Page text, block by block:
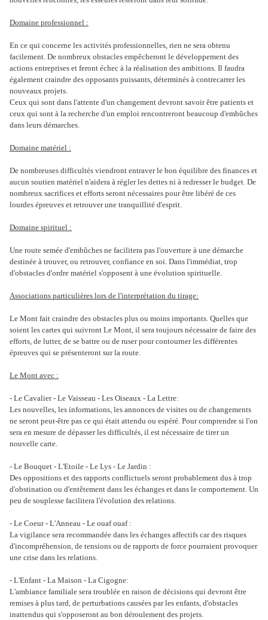
Domaine professionnel :
En ce qui concerne les activités professionnelles, rien ne sera obtenu
facilement. De nombreux obstacles empêcheront le développement des
actions entreprises et feront échec à la réalisation des ambitions. Il faudra
également craindre des opposants puissants, déterminés à contrecarrer les
nouveaux projets.
Ceux qui sont dans l'attente d'un changement devront savoir être patients et
ceux qui sont à la recherche d'un emploi rencontreront beaucoup d'embûches
dans leurs démarches.
Domaine matériel :
De nombreuses difficultés viendront entraver le bon équilibre des finances et
aucun soutien matériel n'aidera à régler les dettes ni à redresser le budget. De
nombreux sacrifices et efforts seront nécessaires pour être libéré de ces
lourdes épreuves et retrouver une tranquillité d'esprit.
Domaine spirituel :
Une route semée d'embûches ne facilitera pas l'ouverture à une démarche
destinée à trouver, ou retrouver, confiance en soi. Dans l'immédiat, trop
d'obstacles d'ordre matériel s'opposent à une évolution spirituelle.
Associations particulières lors de l'interprétation du tirage:
Le Mont fait craindre des obstacles plus ou moins importants. Quelles que
soient les cartes qui suivront Le Mont, il sera toujours nécessaire de faire des
efforts, de lutter, de se battre ou de ruser pour contourner les différentes
épreuves qui se présenteront sur la route.
Le Mont avec :
- Le Cavalier - Le Vaisseau - Les Oiseaux - La Lettre:
Les nouvelles, les informations, les annonces de visites ou de changements
ne seront peut-être pas ce qui était attendu ou espéré. Pour comprendre si l'on
sera en mesure de dépasser les difficultés, il est nécessaire de tirer un
nouvelle carte.
- Le Bouquet - L'Etoile - Le Lys - Le Jardin :
Des oppositions et des rapports conflictuels seront probablement dus à trop
d'obstination ou d'entêtement dans les échanges et dans le comportement. Un
peu de souplesse facilitera l'évolution des relations.
- Le Coeur - L'Anneau - Le ouaf ouaf :
La vigilance sera recommandée dans les échanges affectifs car des risques
d'incompréhension, de tensions ou de rapports de force pourraient provoquer
une crise dans les relations.
- L'Enfant - La Maison - La Cigogne:
L'ambiance familiale sera troublée en raison de décisions qui devront être
remises à plus tard, de perturbations causées par les enfants, d'obstacles
inattendus qui s'opposeront au bon déroulement des projets.